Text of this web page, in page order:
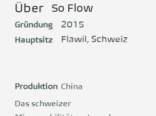
Über So Flow
Gründung
Hauptsitz
2015
Flawil, Schweiz
Produktion China
Das schweizer